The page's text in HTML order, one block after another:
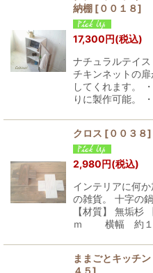
納棚 [００１８]
17,300円(税込)
ナチュラルテイス
チキンネットの
してくれます。
りに製作可能。
クロス [００３８]
2,980円(税込)
インテリアに何
の雑貨。 十字の
【材質】 無垢杉
ｍ 横幅 約
ままごとキッチ
４５]